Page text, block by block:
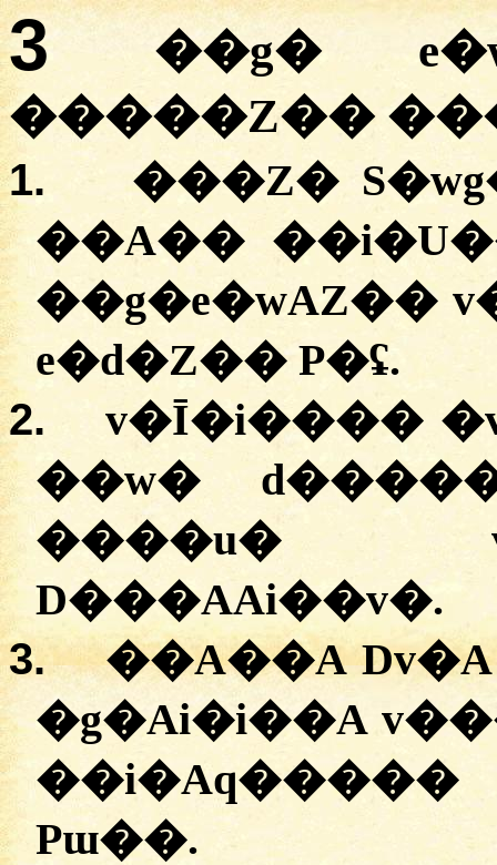
3��g�
�����Z��
1.
���Z�
��A��
��g�e�wAZ��
e�d�Z�� P�ʢ.
2.
v�Ī�i����
��w�
����u�
D���AAi��v�.
3.
��A��A
�g�Ai�i��A
Pɯ��.